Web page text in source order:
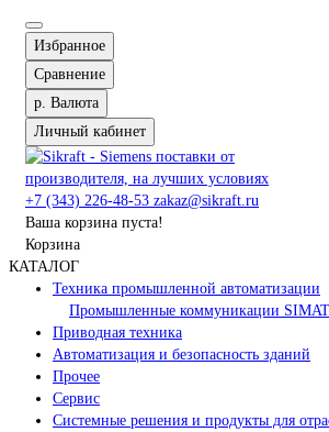
Избранное
Сравнение
р. Валюта
Личный кабинет
+7 (343) 226-48-53 zakaz@sikraft.ru
Ваша корзина пуста!
Корзина
КАТАЛОГ
Техника промышленной автоматизации
Промышленные коммуникации
Приводная техника
Автоматизация и безопасность зданий
Прочее
Сервис
Системные решения и продукты для